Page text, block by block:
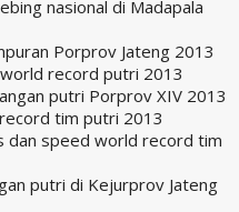
nasional di Madapala
Porprov Jateng 2013
record putri 2013
putri Porprov XIV 2013
tim putri 2013
dan speed world record tim
putri di Kejurprov Jateng